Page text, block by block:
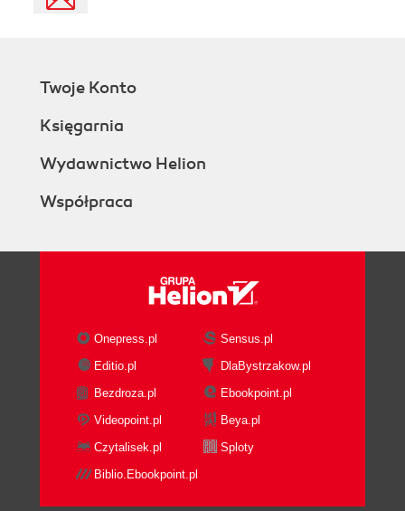
Twoje Konto
Księgarnia
Wydawnictwo Helion
Współpraca
Onepress.pl
Sensus.pl
Editio.pl
DlaBystrzakow.pl
Bezdroza.pl
Ebookpoint.pl
Videopoint.pl
Beya.pl
Czytalisek.pl
Sploty
Biblio.Ebookpoint.pl